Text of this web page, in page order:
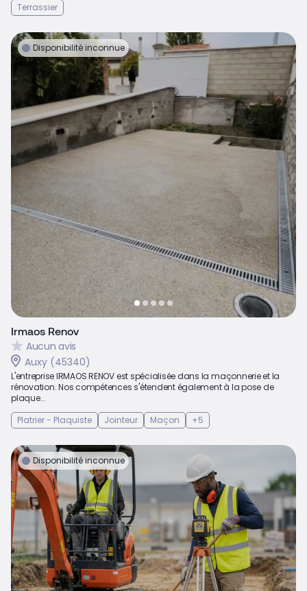
Terrassier
Disponibilité inconnue
Irmaos Renov
Aucun avis
Auxy (45340)
L'entreprise IRMAOS RENOV est spécialisée dans la maçonnerie et la
rénovation. Nos compétences s'étendent également à la pose de
plaque...
Platrier - Plaquiste
Jointeur Maçon +5
Disponibilité inconnue